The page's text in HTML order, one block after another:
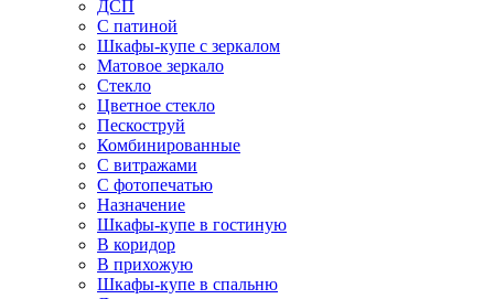
ДСП
С патиной
Шкафы-купе с зеркалом
Матовое зеркало
Стекло
Цветное стекло
Пескоструй
Комбинированные
С витражами
С фотопечатью
Назначение
Шкафы-купе в гостиную
В коридор
В прихожую
Шкафы-купе в спальню